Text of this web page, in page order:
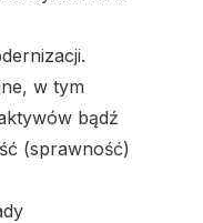
w tym
bądź
(sprawność)